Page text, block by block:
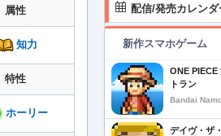
属性
知力
特性
ホーリー
配信/発売カレンダ
新作スマホゲーム
ONE PIECE
トラン
Bandai
デイヴ・ザ